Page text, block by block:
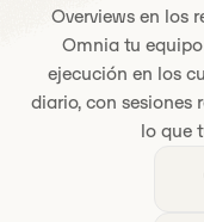
Overviews en los
Omnia tu
ejecución en los
diario, con sesiones
lo que